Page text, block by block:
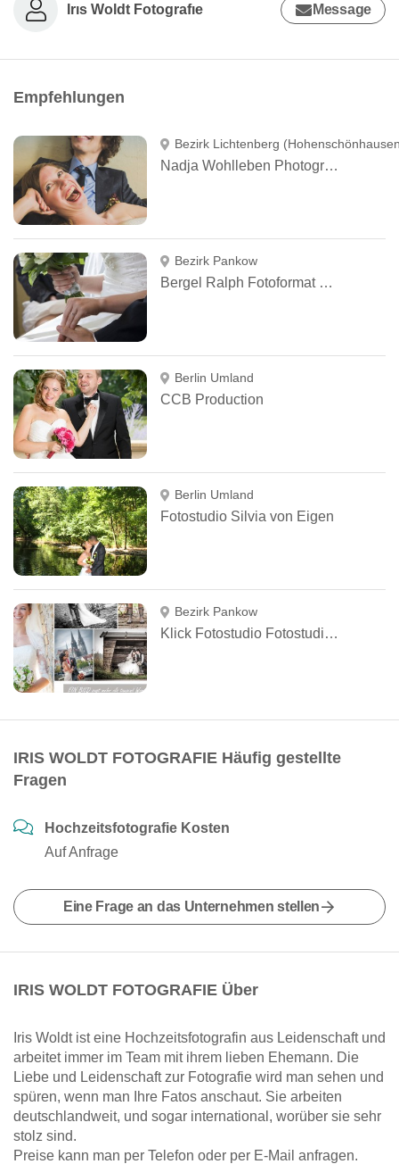
Irıs Woldt Fotografıe Message
Empfehlungen
Bezirk Lichtenberg
Nadja Wohlleben Photography
Bezirk Pankow
Bergel Ralph Fotoformat plus
Berlin Umland
CCB Production
Berlin Umland
Fotostudio Silvia von Eigen
Bezirk Pankow
Klick Fotostudio Fotostudios
IRIS WOLDT FOTOGRAFIE Häufig gestellte
Fragen
Hochzeitsfotografie Kosten
Auf Anfrage
Eine Frage an das Unternehmen stellen
IRIS WOLDT FOTOGRAFIE Über
Iris Woldt ist eine Hochzeitsfotografin aus Leidenschaft und
arbeitet immer im Team mit ihrem lieben Ehemann. Die
Liebe und Leidenschaft zur Fotografie wird man sehen und
spüren, wenn man Ihre Fatos anschaut. Sie arbeiten
deutschlandweit, und sogar international, worüber sie sehr
stolz sind.
Preise kann man per Telefon oder per E-Mail anfragen.